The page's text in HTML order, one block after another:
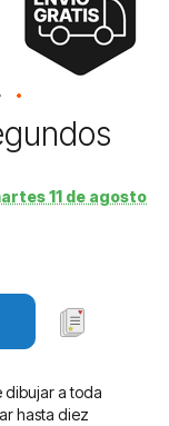
11 de agosto
dibujar a toda
hasta diez